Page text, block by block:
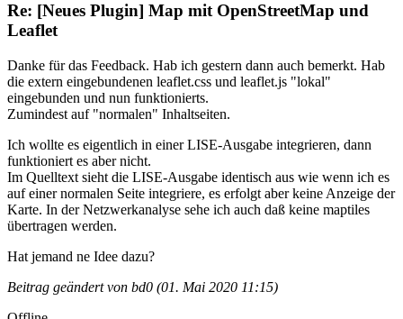
Re: [Neues Plugin] Map mit OpenStreetMap und
Leaflet
Danke für das Feedback. Hab ich gestern dann auch bemerkt. Hab
die extern eingebundenen leaflet.css und leaflet.js "lokal"
eingebunden und nun funktionierts.
Zumindest auf "normalen" Inhaltseiten.
Ich wollte es eigentlich in einer LISE-Ausgabe integrieren, dann
funktioniert es aber nicht.
Im Quelltext sieht die LISE-Ausgabe identisch aus wie wenn ich es
auf einer normalen Seite integriere, es erfolgt aber keine Anzeige der
Karte. In der Netzwerkanalyse sehe ich auch daß keine maptiles
übertragen werden.
Hat jemand ne Idee dazu?
Beitrag geändert von bd0 (01. Mai 2020 11:15)